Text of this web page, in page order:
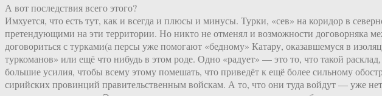
А вот последствия всего этого?
Имхуется, что есть тут, как и всегда и плюсы и минусы. Турки, «сев» на коридор в
претендующими на эти территории. Но никто не отменял и возможности договорняка
договориться с турками(а персы уже помогают «бедному» Катару, оказавшемуся в
туркоманов» или ещё что нибудь в этом роде. Одно «радует» — это то, что такой
большие усилия, чтобы всему этому помешать, что приведёт к ещё более сильному
сирийских провинций правительственным войскам. А то, что они туда войдут — уже